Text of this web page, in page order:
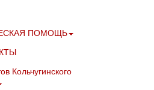
ПОМОЩЬ
Кольчугинского